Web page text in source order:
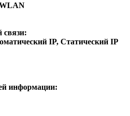
связи:
IP, Статический IP
информации: